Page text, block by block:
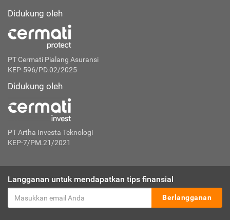
Didukung oleh
PT Cermati Pialang Asuransi
KEP-596/PD.02/2025
Didukung oleh
PT Artha Investa Teknologi
KEP-7/PM.21/2021
Langganan untuk mendapatkan tips finansial
Berlangganan